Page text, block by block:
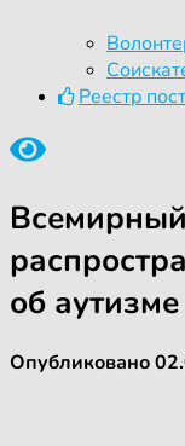
Реестр
об аутизме
Опубликовано